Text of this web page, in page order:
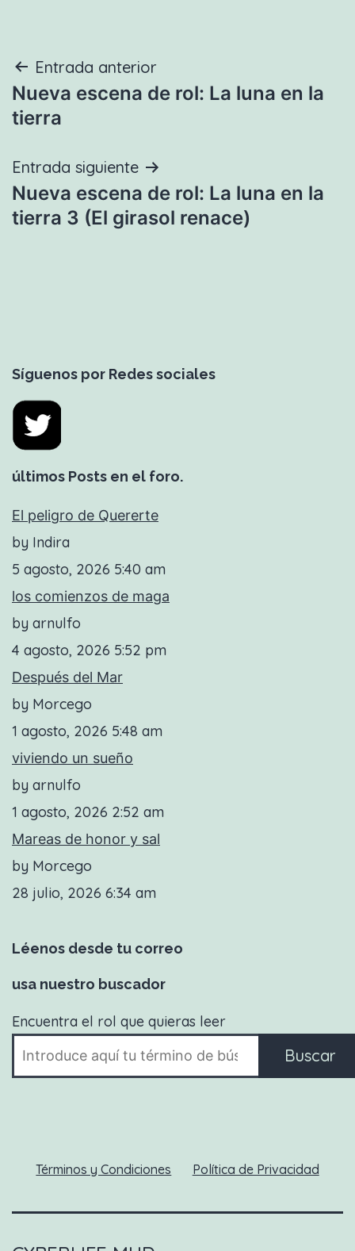
Navegación
de
Entrada anterior
Nueva escena de rol: La luna en la
tierra
Entrada siguiente
Nueva escena de rol: La luna en la
tierra 3 (El girasol renace)
Síguenos por Redes sociales
últimos Posts en el foro.
El peligro de Quererte
by Indira
5 agosto, 2026 5:40 am
los comienzos de maga
by arnulfo
4 agosto, 2026 5:52 pm
Después del Mar
by Morcego
1 agosto, 2026 5:48 am
viviendo un sueño
by arnulfo
1 agosto, 2026 2:52 am
Mareas de honor y sal
by Morcego
28 julio, 2026 6:34 am
Léenos desde tu correo
usa nuestro buscador
Encuentra el rol que quieras leer
Buscar
Términos y Condiciones Política de Privacidad